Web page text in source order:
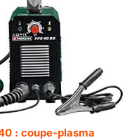
: coupe-plasma